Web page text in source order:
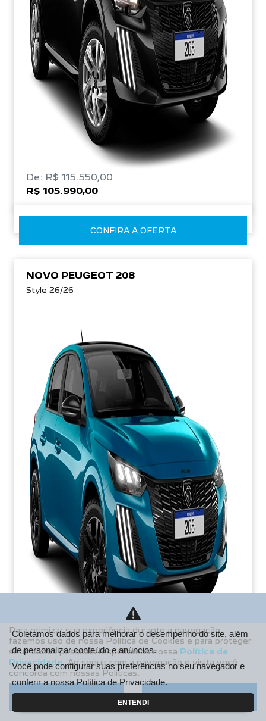
De: R$ 115.550,00
R$ 105.990,00
CONFIRA A OFERTA
NOVO PEUGEOT 208
Style 26/26
De: R$ 106.990,00
R$ 85.213,38
Para otimizar sua experiência durante a navegação,
fazemos uso de nossa Política de Cookies e para proteger
seus dados pessoais respeitamos nossa Política de
Privacidade . Ao seguir com a navegação e visita você
concorda com nossas Políticas.
Aceitar Recusar
Coletamos dados para melhorar o desempenho do site, além
de personalizar conteúdo e anúncios.
Você pode configurar suas preferências no seu navegador e
conferir a nossaPolítica de Privacidade.
ENTENDI